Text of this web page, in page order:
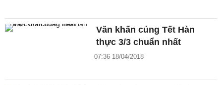
Văn khấn cúng Tết Hàn
thực 3/3 chuẩn nhất
07:36 18/04/2018